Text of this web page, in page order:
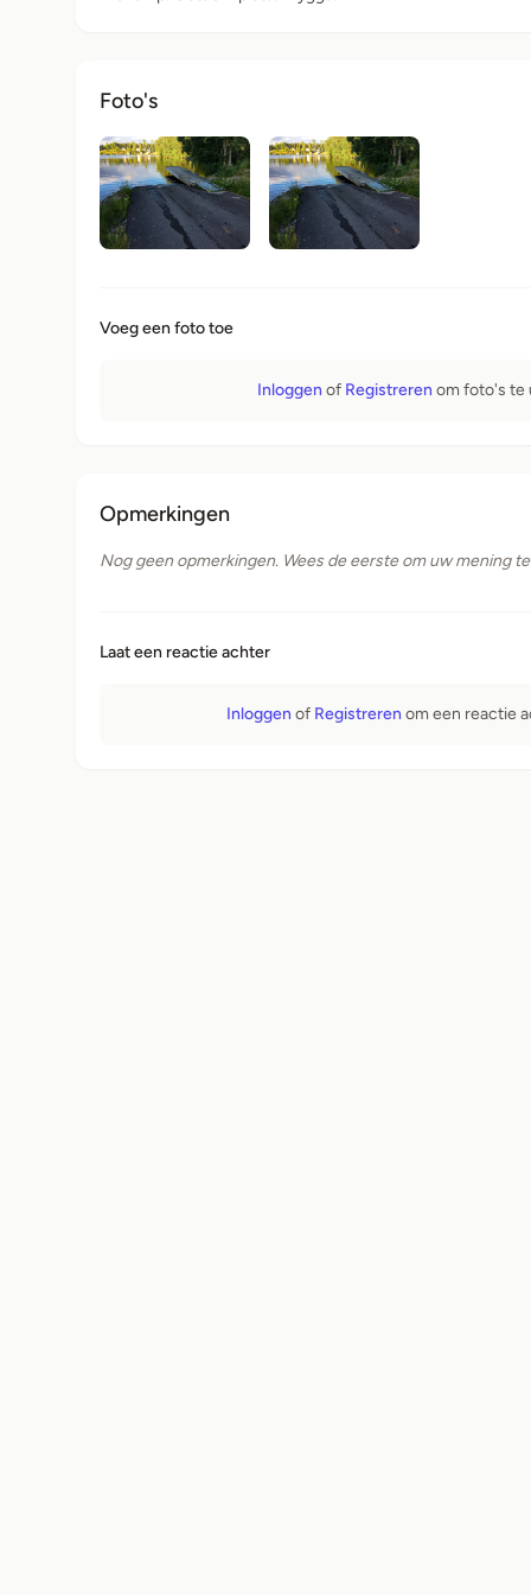
Foto's
Voeg een foto toe
Inloggen of Registreren om foto's te
Opmerkingen
Nog geen opmerkingen. Wees de eerste om uw mening
Laat een reactie achter
Inloggen of Registreren om een ​​reactie